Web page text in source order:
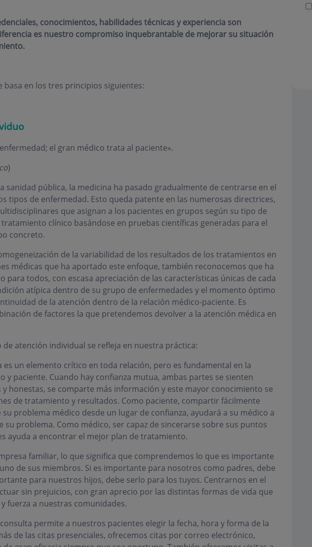
conocimientos, habilidades técnicas y experiencia son
es nuestro compromiso inquebrantable de mejorar su situación
en los tres principios siguientes:
el gran médico trata al paciente».
)
sanidad pública, la medicina ha pasado gradualmente de centrarse en el
tipos de enfermedad. Esto queda patente en las numerosas directrices,
que asignan a los pacientes en grupos según su tipo de
clínico basándose en pruebas científicas generadas para el
concreto.
de la variabilidad de los resultados de los tratamientos en
médicas que ha aportado este enfoque, también reconocemos que ha
para todos, con escasa apreciación de las características únicas de cada
atípica dentro de su grupo de enfermedades y el momento óptimo
de la atención dentro de la relación médico-paciente. Es
de factores la que pretendemos devolver a la atención médica en
de atención individual se refleja en nuestra práctica:
es un elemento crítico en toda relación, pero es fundamental en la
y paciente. Cuando hay confianza mutua, ambas partes se sienten
honestas, se comparte más información y este mayor conocimiento se
de tratamiento y resultados. Como paciente, compartir fácilmente
problema médico desde un lugar de confianza, ayudará a su médico a
su problema. Como médico, ser capaz de sincerarse sobre sus puntos
ayuda a encontrar el mejor plan de tratamiento.
familiar, lo que significa que comprendemos lo que es importante
de sus miembros. Si es importante para nosotros como padres, debe
para nuestros hijos, debe serlo para los tuyos. Centrarnos en el
sin prejuicios, con gran aprecio por las distintas formas de vida que
fuerza a nuestras comunidades.
permite a nuestros pacientes elegir la fecha, hora y forma de la
de las citas presenciales, ofrecemos citas por correo electrónico,